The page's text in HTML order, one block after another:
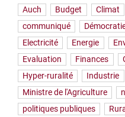
Auch
Budget Climat
communiqué
Electricité
Energie
Evaluation
Finances
Hyper-ruralité
Industrie
Ministre de l'Agriculture
politiques publiques